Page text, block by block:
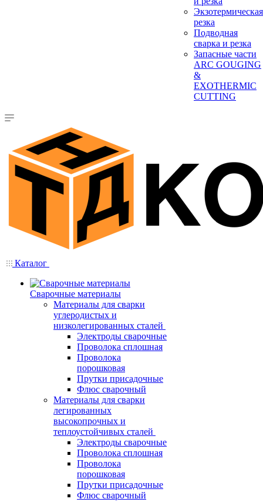
Экзотермическая
резка
Подводная
сварка и резка
Запасные части
ARC GOUGING
&
EXOTHERMIC
CUTTING
Каталог
Сварочные материалы
Материалы для сварки
углеродистых и
низколегированных сталей
Электроды сварочные
Проволока сплошная
Проволока
порошковая
Прутки присадочные
Флюс сварочный
Материалы для сварки
легированных
высокопрочных и
теплоустойчивых сталей
Электроды сварочные
Проволока сплошная
Проволока
порошковая
Прутки присадочные
Флюс сварочный